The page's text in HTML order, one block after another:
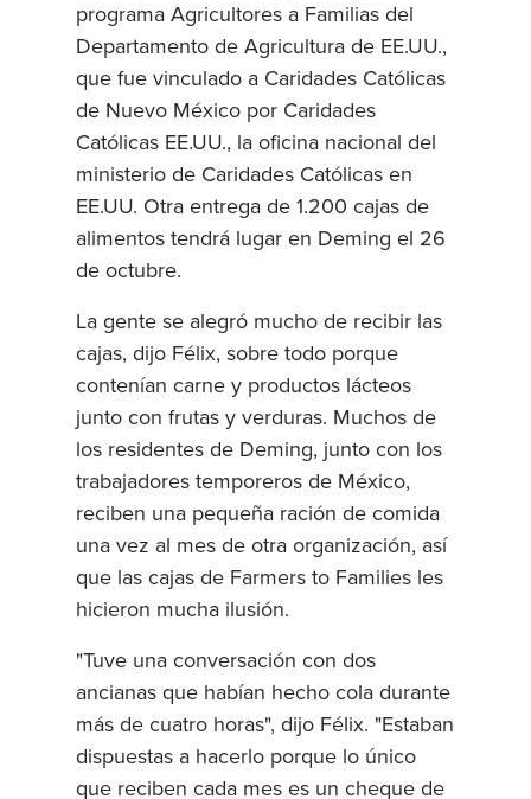
programa Agricultores a Familias del
Departamento de Agricultura de EE.UU.,
que fue vinculado a Caridades Católicas
de Nuevo México por Caridades
Católicas EE.UU., la oficina nacional del
ministerio de Caridades Católicas en
EE.UU. Otra entrega de 1.200 cajas de
alimentos tendrá lugar en Deming el 26
de octubre.
La gente se alegró mucho de recibir las
cajas, dijo Félix, sobre todo porque
contenían carne y productos lácteos
junto con frutas y verduras. Muchos de
los residentes de Deming, junto con los
trabajadores temporeros de México,
reciben una pequeña ración de comida
una vez al mes de otra organización, así
que las cajas de Farmers to Families les
hicieron mucha ilusión.
"Tuve una conversación con dos
ancianas que habían hecho cola durante
más de cuatro horas", dijo Félix. "Estaban
dispuestas a hacerlo porque lo único
que reciben cada mes es un cheque de